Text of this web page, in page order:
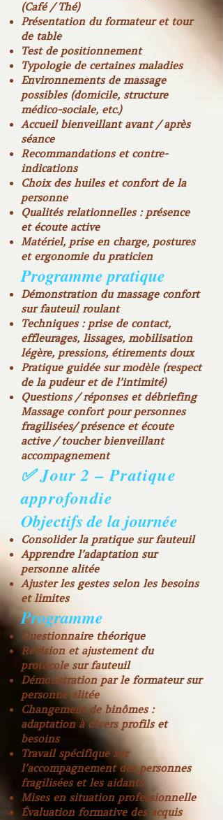
(Café / Thé)
Présentation du formateur et tour
de table
Test de positionnement
Typologie de certaines maladies
Environnements de massage
possibles (domicile, structure
médico-sociale, etc.)
Accueil bienveillant avant / après
séance
Recommandations et contre-
indications
Choix des huiles et confort de la
personne
Qualités relationnelles : présence
et écoute active
Matériel, prise en charge, postures
et ergonomie du praticien
Programme pratique
Démonstration du massage confort
sur fauteuil roulant
Techniques : prise de contact,
effleurages, lissages, mobilisation
légère, pressions, étirements doux
Pratique guidée sur modèle (respect
de la pudeur et de l’intimité)
Questions / réponses et débriefing
Massage confort pour personnes
fragilisées/ présence et écoute
active / toucher bienveillant
accompagnement
✅ Jour 2 – Pratique
approfondie
Objectifs de la journée
Consolider la pratique sur fauteuil
Apprendre l’adaptation sur
personne alitée
Ajuster les gestes selon les besoins
et limites
Programme
Questionnaire théorique
Révision et ajustement du
protocole sur fauteuil
Démonstration par le formateur sur
personne alitée
Changement de binômes :
adaptation à divers profils et
besoins
Travail spécifique sur
l’accompagnement des personnes
fragilisées et les aidants
Mises en situation professionnelle
Évaluation formative des acquis